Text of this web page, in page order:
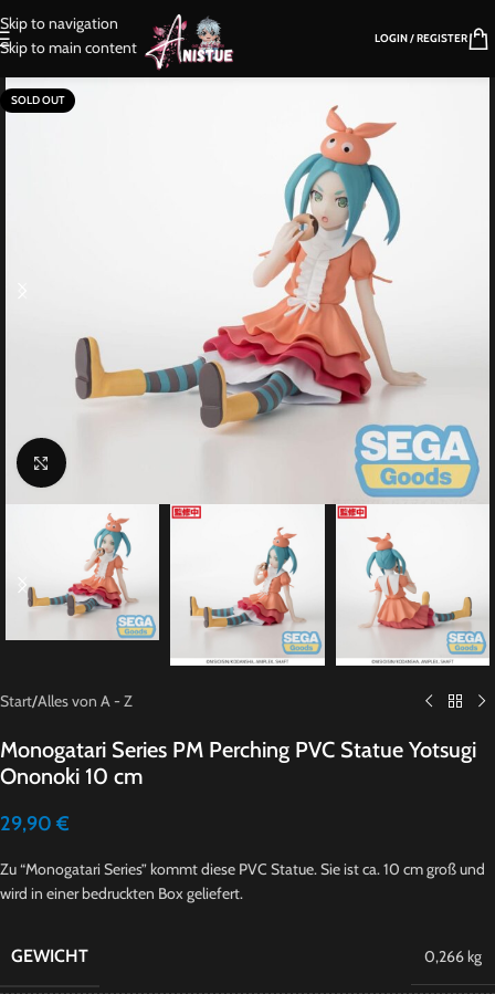
Skip to navigation
Skip to main content
LOGIN / REGISTER
SOLD OUT
Click to enlarge
Start/Alles von A - Z
Monogatari Series PM Perching PVC Statue Yotsugi
Ononoki 10 cm
29,90 €
Zu “Monogatari Series” kommt diese PVC Statue. Sie ist ca. 10 cm groß und
wird in einer bedruckten Box geliefert.
GEWICHT 0,266 kg